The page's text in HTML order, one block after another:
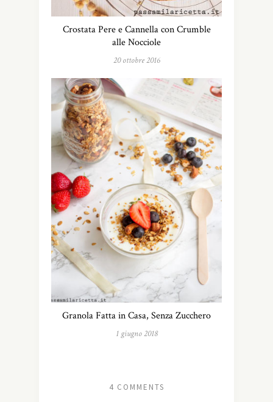
Crostata Pere e Cannella con Crumble
alle Nocciole
20 ottobre 2016
Granola Fatta in Casa, Senza Zucchero
1 giugno 2018
4 COMMENTS